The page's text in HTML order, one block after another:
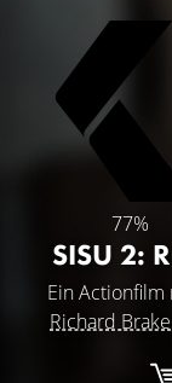
77%
SISU 2:
Ein Actionfilm
Richard Brake